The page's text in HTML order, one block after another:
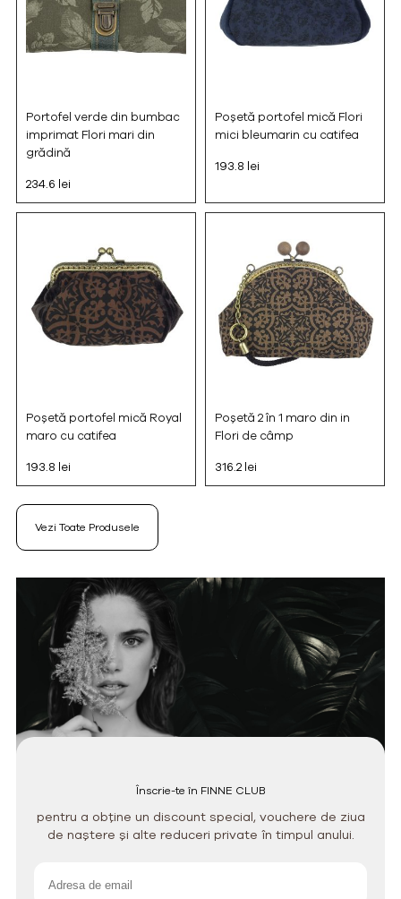
Portofel verde din bumbac
imprimat Flori mari din
grădină
234.6 lei
Poșetă portofel mică Flori
mici bleumarin cu catifea
193.8 lei
Poșetă portofel mică Royal
maro cu catifea
193.8 lei
Poșetă 2 în 1 maro din in
Flori de câmp
316.2 lei
Vezi Toate Produsele
Înscrie-te în FINNE CLUB
pentru a obține un discount special, vouchere de ziua
de naștere și alte reduceri private în timpul anului.